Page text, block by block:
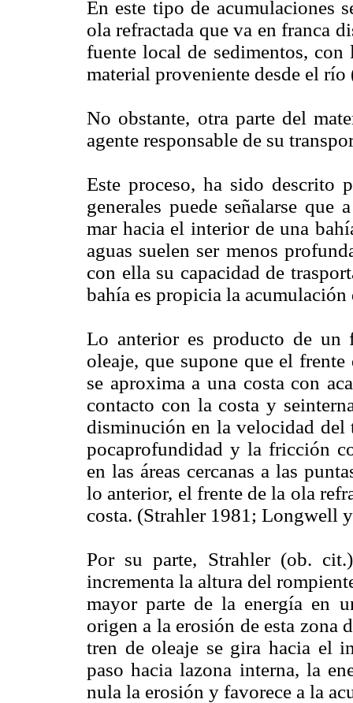
En este tipo de acumulaciones
ola refractada que va en franca
fuente local de sedimentos,
material proveniente desde el
No obstante, otra parte del
agente responsable de su
Este proceso, ha sido descrito
generales puede señalarse que
mar hacia el interior de una
aguas suelen ser menos
con ella su capacidad de
bahía es propicia la acumulación
Lo anterior es producto de un
oleaje, que supone que el
se aproxima a una costa con
contacto con la costa y
disminución en la velocidad
pocaprofundidad y la fricción
en las áreas cercanas a las
lo anterior, el frente de la ola
costa. (Strahler 1981; Longwell
Por su parte, Strahler (ob.
incrementa la altura del
mayor parte de la energía en
origen a la erosión de esta zona
tren de oleaje se gira hacia el
paso hacia lazona interna, la
nula la erosión y favorece a la